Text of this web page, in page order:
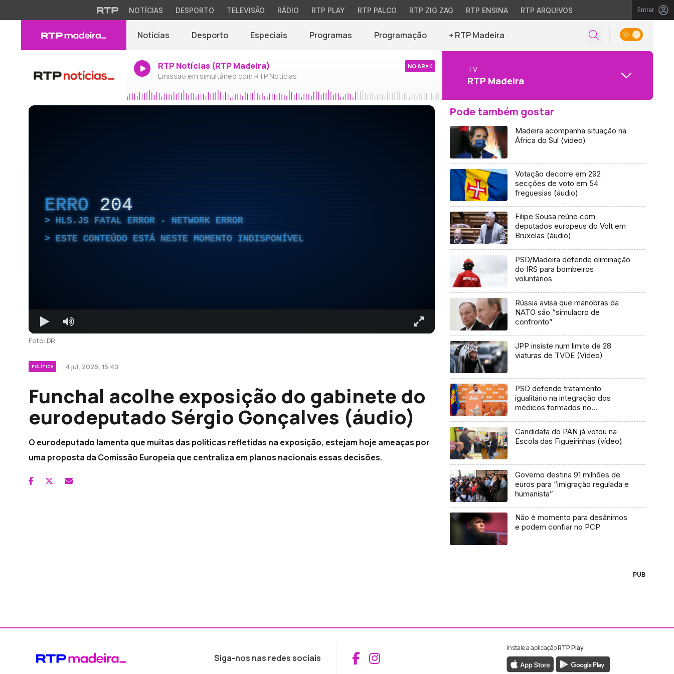
NOTÍCIAS DESPORTO TELEVISÃO RÁDIO RTP PLAY RTP PALCO RTP ZIG ZAG RTP ENSINA RTP ARQUIVOS Entrar
Notícias Desporto Especiais Programas Programação + RTP Madeira
RTP Notícias (RTP Madeira)
Emissão em simultâneo com RTP Notícias
NO AR TV
RTP Madeira
ERRO 204
HLS.JS FATAL ERROR - NETWORK ERROR
ESTE CONTEÚDO ESTÁ NESTE MOMENTO INDISPONÍVEL
Foto: DR
POLÍTICA 4 jul, 2026, 15:43
Funchal acolhe exposição do gabinete do
eurodeputado Sérgio Gonçalves (áudio)
O eurodeputado lamenta que muitas das políticas refletidas na exposição, estejam hoje ameaças por
uma proposta da Comissão Europeia que centraliza em planos nacionais essas decisões.
Pode também gostar
Madeira acompanha situação na
África do Sul (vídeo)
Votação decorre em 292
secções de voto em 54
freguesias (áudio)
Filipe Sousa reúne com
deputados europeus do Volt em
Bruxelas (áudio)
PSD/Madeira defende eliminação
do IRS para bombeiros
voluntários
Rússia avisa que manobras da
NATO são “simulacro de
confronto”
JPP insiste num limite de 28
viaturas de TVDE (Vídeo)
PSD defende tratamento
igualitário na integração dos
médicos formados no
Candidata do PAN já votou na
Escola das Figueirinhas (vídeo)
Governo destina 91 milhões de
euros para “imigração regulada e
humanista”
Não é momento para desânimos
e podem confiar no PCP
PUB
Siga-nos nas redes sociais Aceder ao Facebook da RTP Madeira
Aceder ao Instagram da RTP Madeira
Instale a aplicaçãoRTP Play